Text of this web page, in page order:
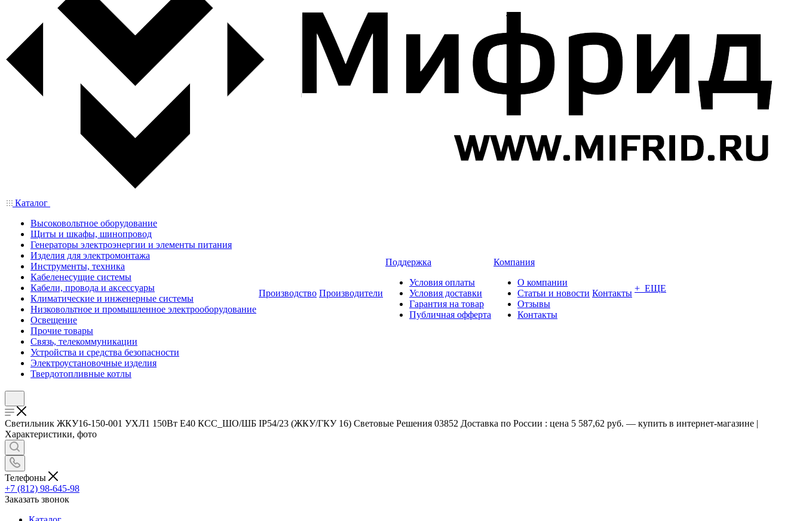
Каталог
Высоковольтное оборудование
Щиты и шкафы, шинопровод
Генераторы электроэнергии и элементы питания
Изделия для электромонтажа
Инструменты, техника
Кабеленесущие системы
Кабели, провода и аксессуары
Климатические и инженерные системы
Низковольтное и промышленное электрооборудование
Освещение
Прочие товары
Связь, телекоммуникации
Устройства и средства безопасности
Электроустановочные изделия
Твердотопливные котлы
Производство Производители
Поддержка
Условия оплаты
Условия доставки
Гарантия на товар
Публичная офферта
Компания
О компании
Статьи и новости
Отзывы
Контакты
Контакты + ЕЩЕ
Светильник ЖКУ16-150-001 УХЛ1 150Вт E40 КСС_ШО/ШБ IP54/23 (ЖКУ/ГКУ 16) Световые Решения 03852 Доставка по России : цена 5 587,62 руб. — купить в интернет-магазине |
Характеристики, фото
Телефоны
+7 (812) 98-645-98
Заказать звонок